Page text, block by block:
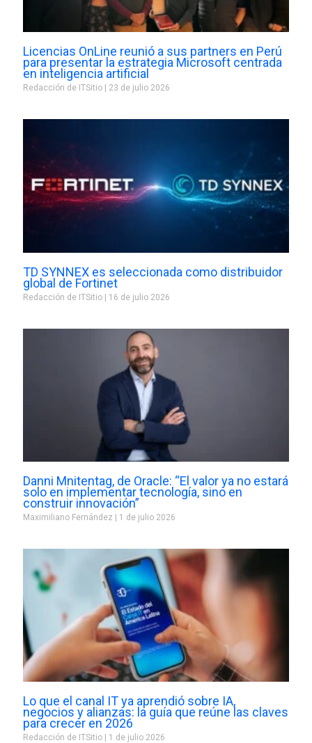
Licencias OnLine reunió a sus partners en Perú
para presentar la estrategia Microsoft centrada
en inteligencia artificial
Redacción de ITSitio 23 de julio 2026
TD SYNNEX es seleccionada como distribuidor
global de Fortinet
Redacción de ITSitio 16 de julio 2026
Danni Mnitentag, de Oracle: “El valor ya no estará
solo en implementar tecnología, sino en
construir innovación”
Maximiliano Fernández 1 de julio 2026
Lo que el canal IT ya aprendió sobre IA,
negocios y alianzas: la guía que reúne las claves
para crecer en 2026
Redacción de ITSitio 1 de julio 2026